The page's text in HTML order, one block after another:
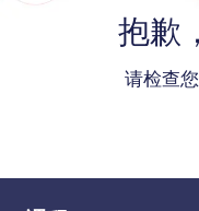
抱歉
请检查